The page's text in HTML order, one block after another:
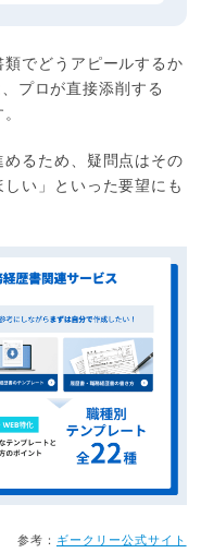
でどうアピールするか
プロが直接添削する
るため、疑問点はその
い」といった要望にも
参考： ギークリー公式サイト